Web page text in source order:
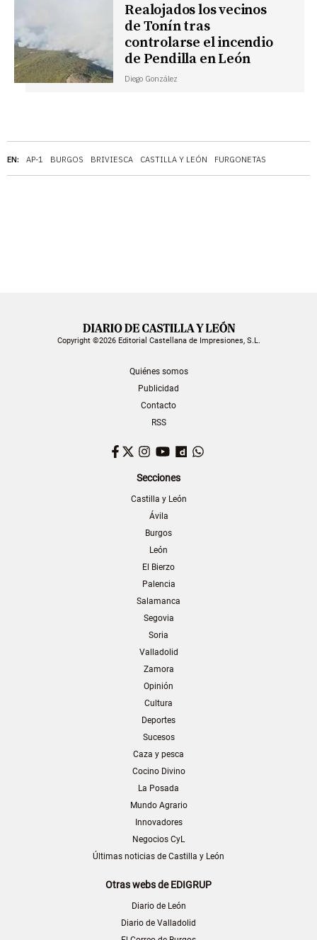
EN: AP-1 BURGOS BRIVIESCA CASTILLA Y LEÓN FURGONETAS
Realojados los vecinos
de Tonín tras
controlarse el incendio
de Pendilla en León
Diego González
Copyright ©2026 Editorial Castellana de Impresiones, S.L.
Quiénes somos
Publicidad
Contacto
RSS
Facebook
TwitterInstagram
YouTubeDailymotion
Secciones
Castilla y León
Ávila
Burgos
León
El Bierzo
Palencia
Salamanca
Segovia
Soria
Valladolid
Zamora
Opinión
Cultura
Deportes
Sucesos
Caza y pesca
Cocino Divino
La Posada
Mundo Agrario
Innovadores
Negocios CyL
Últimas noticias de Castilla y León
Otras webs de EDIGRUP
Diario de León
Diario de Valladolid